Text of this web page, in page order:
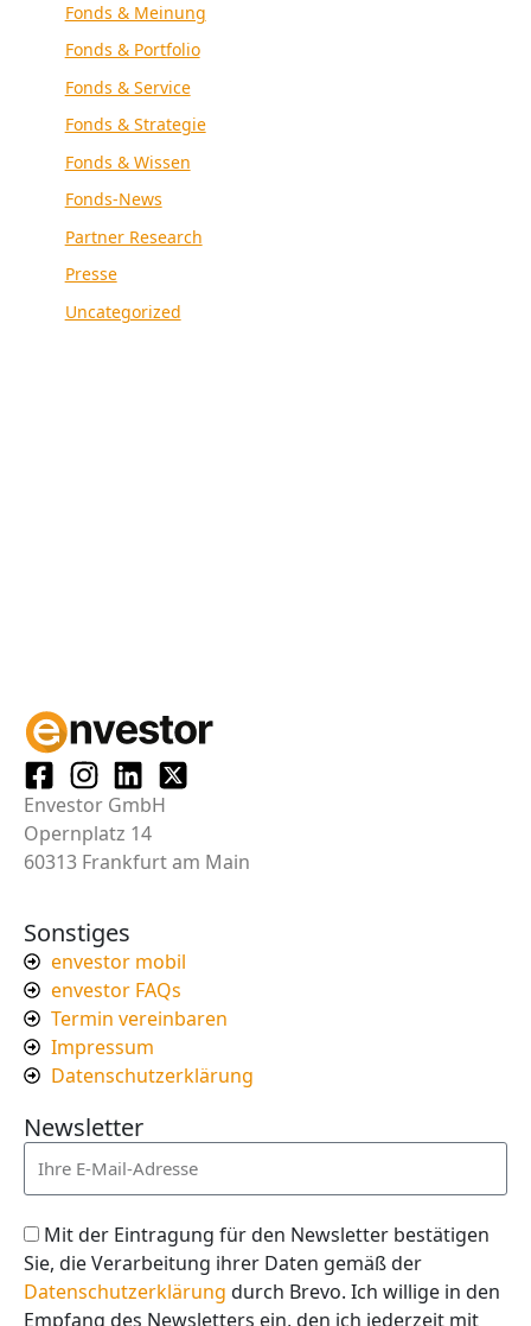
Fonds & Meinung
Fonds & Portfolio
Fonds & Service
Fonds & Strategie
Fonds & Wissen
Fonds-News
Partner Research
Presse
Uncategorized
Envestor GmbH
Opernplatz 14
60313 Frankfurt am Main
Sonstiges
envestor mobil
envestor FAQs
Termin vereinbaren
Impressum
Datenschutzerklärung
Newsletter
Mit der Eintragung für den Newsletter bestätigen
Sie, die Verarbeitung ihrer Daten gemäß der
Datenschutzerklärung durch Brevo. Ich willige in den
Empfang des Newsletters ein, den ich jederzeit mit